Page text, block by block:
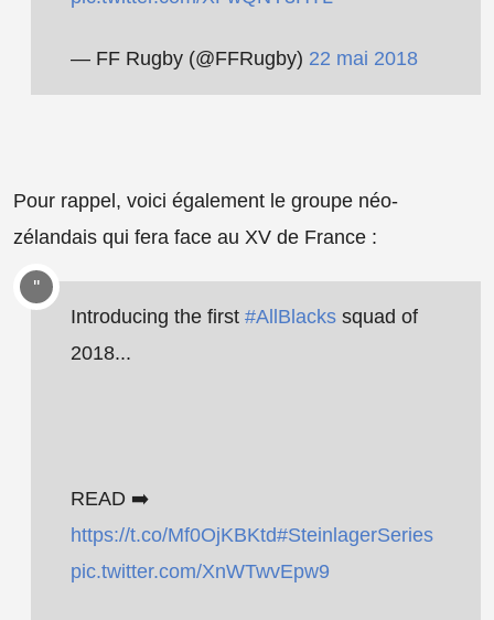
— FF Rugby (@FFRugby) 22 mai 2018
Pour rappel, voici également le groupe néo-
zélandais qui fera face au XV de France :
Introducing the first #AllBlacks squad of
2018...
READ ➡️
https://t.co/Mf0OjKBKtd#SteinlagerSeries
pic.twitter.com/XnWTwvEpw9